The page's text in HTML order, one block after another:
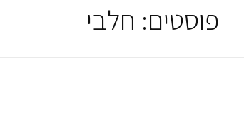
פוסטים: חלבי